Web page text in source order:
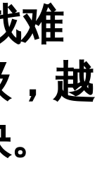
难
越